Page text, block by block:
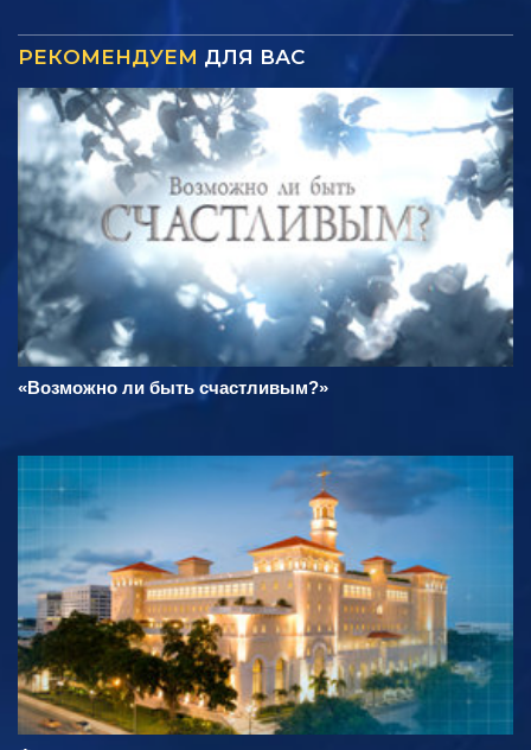
РЕКОМЕНДУЕМ ДЛЯ ВАС
«Возможно ли быть счастливым?»